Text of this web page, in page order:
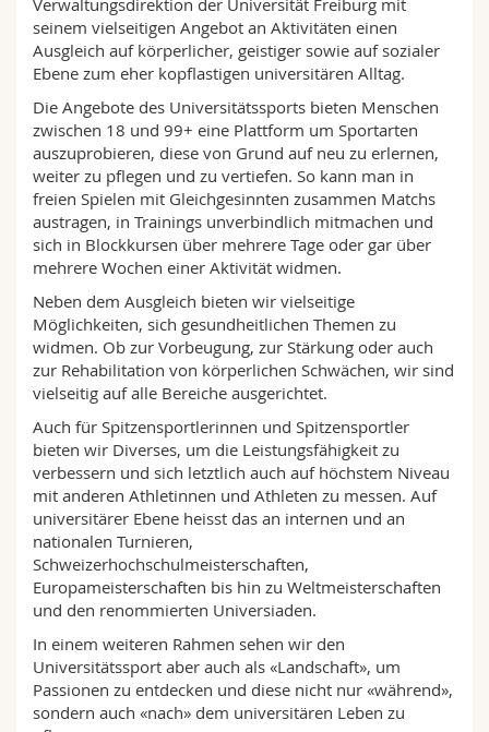
Math.-Nat. und Med. Fak.
Interfakultär
Mitarbeitende
Doktorierende
Webmail
Vorlesungsverzeichnis
MyUnifr
Verwaltungsdirektion der Universität Freiburg mit
seinem vielseitigen Angebot an Aktivitäten einen
Ausgleich auf körperlicher, geistiger sowie auf sozialer
Ebene zum eher kopflastigen universitären Alltag.
Die Angebote des Universitätssports bieten Menschen
zwischen 18 und 99+ eine Plattform um Sportarten
auszuprobieren, diese von Grund auf neu zu erlernen,
weiter zu pflegen und zu vertiefen. So kann man in
freien Spielen mit Gleichgesinnten zusammen Matchs
austragen, in Trainings unverbindlich mitmachen und
sich in Blockkursen über mehrere Tage oder gar über
mehrere Wochen einer Aktivität widmen.
Neben dem Ausgleich bieten wir vielseitige
Möglichkeiten, sich gesundheitlichen Themen zu
widmen. Ob zur Vorbeugung, zur Stärkung oder auch
zur Rehabilitation von körperlichen Schwächen, wir sind
vielseitig auf alle Bereiche ausgerichtet.
Auch für Spitzensportlerinnen und Spitzensportler
bieten wir Diverses, um die Leistungsfähigkeit zu
verbessern und sich letztlich auch auf höchstem Niveau
mit anderen Athletinnen und Athleten zu messen. Auf
universitärer Ebene heisst das an internen und an
nationalen Turnieren,
Schweizerhochschulmeisterschaften,
Europameisterschaften bis hin zu Weltmeisterschaften
und den renommierten Universiaden.
In einem weiteren Rahmen sehen wir den
Universitätssport aber auch als «Landschaft», um
Passionen zu entdecken und diese nicht nur «während»,
sondern auch «nach» dem universitären Leben zu